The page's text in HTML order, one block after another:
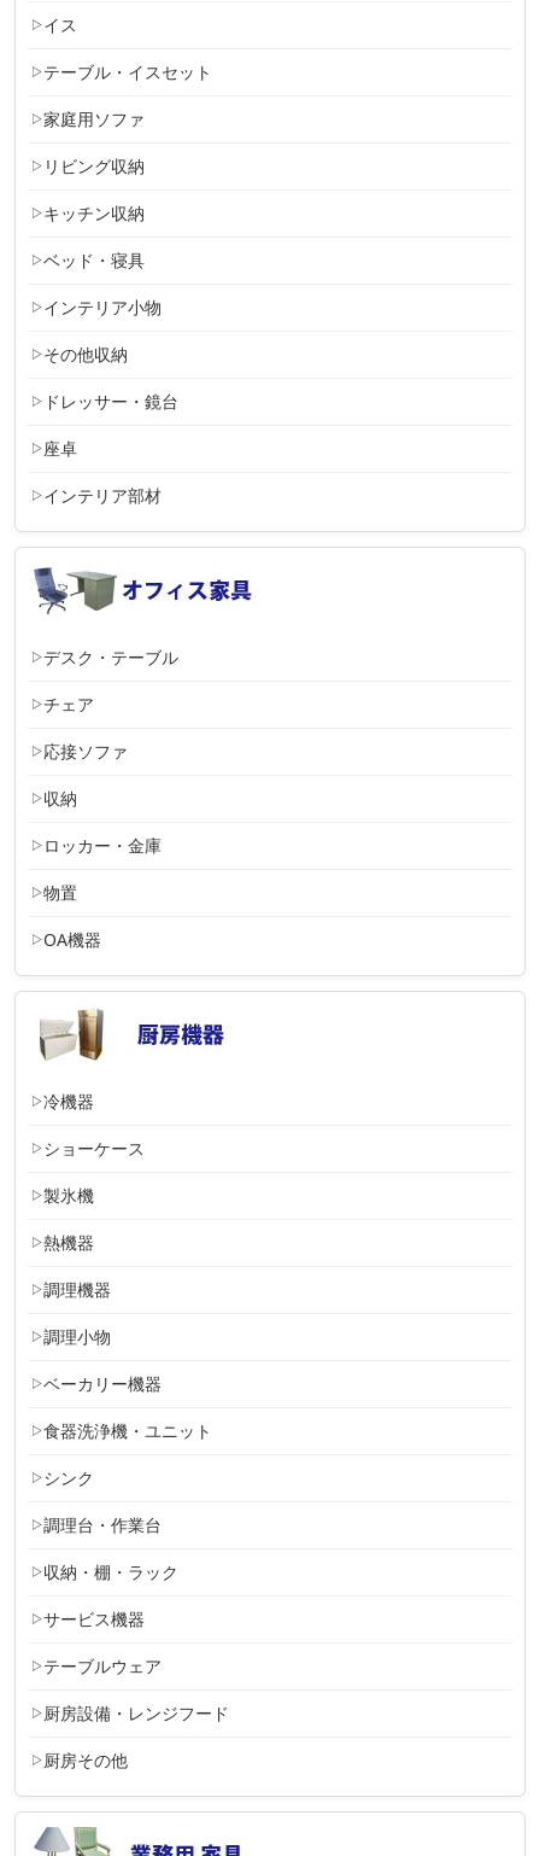
イス
テーブル・イスセット
家庭用ソファ
リビング収納
キッチン収納
ベッド・寝具
インテリア小物
その他収納
ドレッサー・鏡台
座卓
インテリア部材
デスク・テーブル
チェア
応接ソファ
収納
ロッカー・金庫
物置
OA機器
冷機器
ショーケース
製氷機
熱機器
調理機器
調理小物
ベーカリー機器
食器洗浄機・ユニット
シンク
調理台・作業台
収納・棚・ラック
サービス機器
テーブルウェア
厨房設備・レンジフード
厨房その他